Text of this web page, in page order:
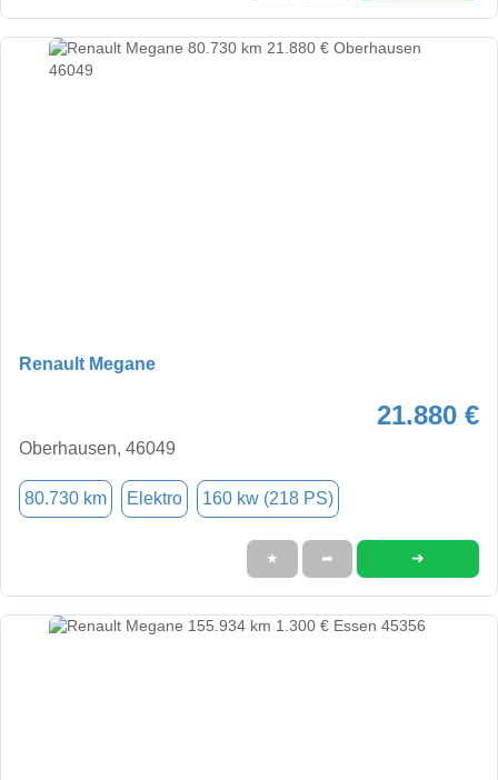
Renault Megane
21.880 €
Oberhausen, 46049
80.730 km Elektro 160 kw (218 PS)
★ ➦ ➜